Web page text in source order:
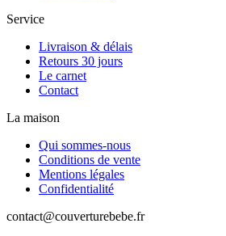
Service
Livraison & délais
Retours 30 jours
Le carnet
Contact
La maison
Qui sommes-nous
Conditions de vente
Mentions légales
Confidentialité
contact@couverturebebe.fr